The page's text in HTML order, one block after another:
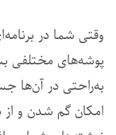
وقتی شما در
پوشه‌های مختلفی
به‌راحتی در آن‌ها
امکان گم شدن و از